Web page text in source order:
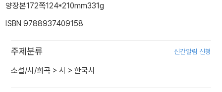
양장본172쪽124*210mm331g
ISBN 9788937409158
주제분류 신간알림 신청
소설/시/희곡 > 시 > 한국시